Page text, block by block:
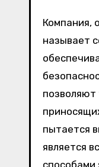
Компания,
называет
позволяют
пытается
является
способами